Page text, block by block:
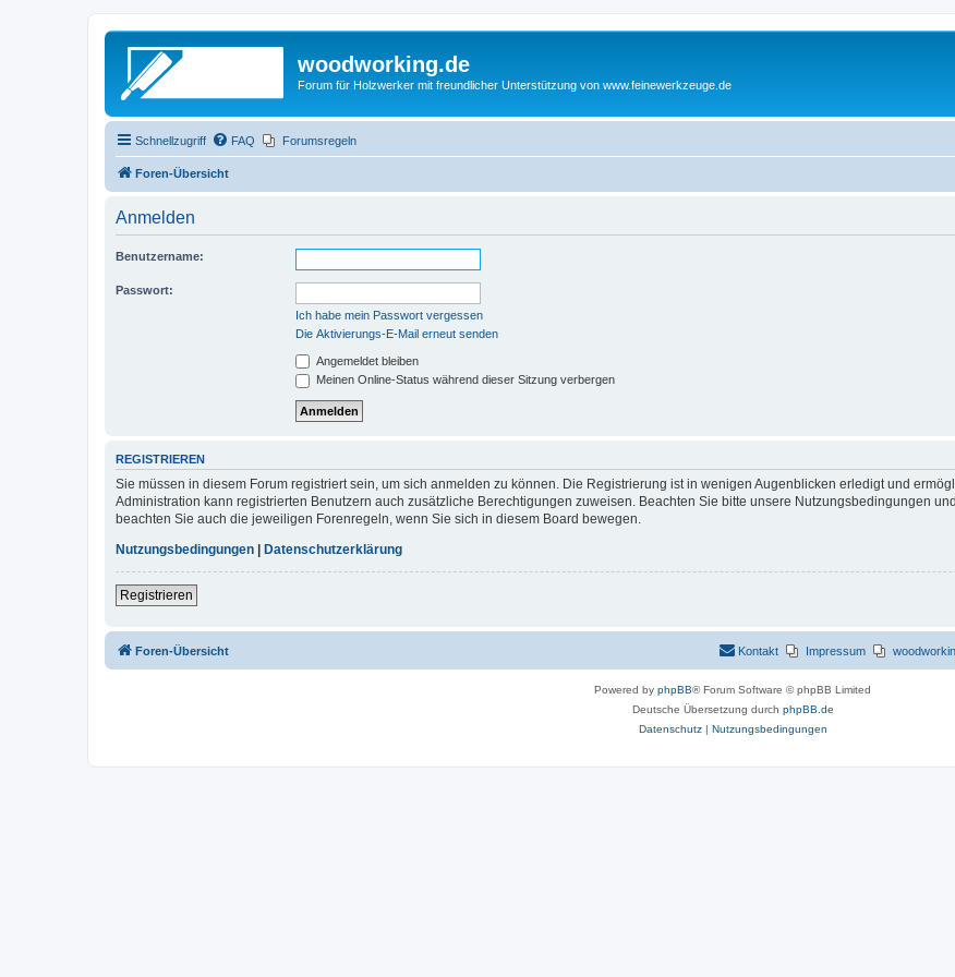
woodworking.de
Forum für Holzwerker mit freundlicher Unterstützung von www.feinewerkzeuge.de
Schnellzugriff FAQ Forumsregeln
Foren-Übersicht
Anmelden
Benutzername:
Passwort:
Ich habe mein Passwort vergessen
Die Aktivierungs-E-Mail erneut senden
Angemeldet bleiben
Meinen Online-Status während dieser Sitzung verbergen
REGISTRIEREN
Sie müssen in diesem Forum registriert sein, um sich anmelden zu können. Die Registrierung ist in wenigen Augenblicken erledigt und
Administration kann registrierten Benutzern auch zusätzliche Berechtigungen zuweisen. Beachten Sie bitte unsere Nutzungsbedingungen
beachten Sie auch die jeweiligen Forenregeln, wenn Sie sich in diesem Board bewegen.
Nutzungsbedingungen
Datenschutzerklärung
Registrieren
Foren-Übersicht Impressum
Kontakt
Powered by phpBB® Forum Software © phpBB Limited
Deutsche Übersetzung durch phpBB.de
Datenschutz| Nutzungsbedingungen